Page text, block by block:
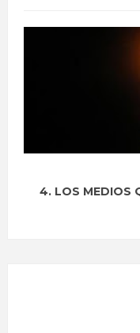
4. LOS MEDIOS